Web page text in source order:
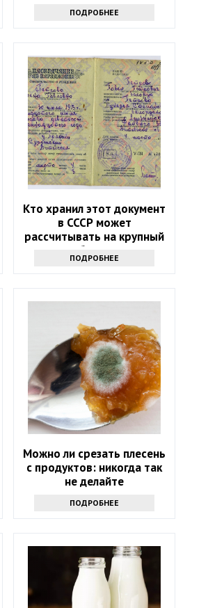
ПОДРОБНЕЕ
Кто хранил этот документ
в СССР может
рассчитывать на крупный
бонус
ПОДРОБНЕЕ
Можно ли срезать плесень
с продуктов: никогда так
не делайте
ПОДРОБНЕЕ